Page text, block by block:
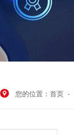
您的位置：首页 -